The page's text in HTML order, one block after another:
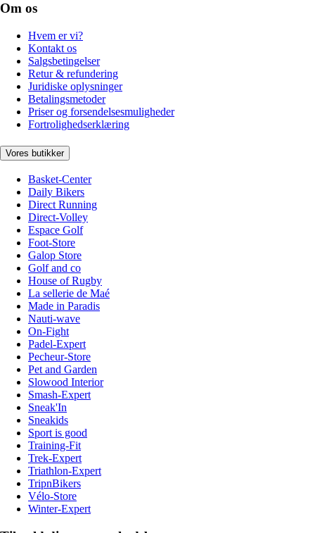
Om os
Hvem er vi?
Kontakt os
Salgsbetingelser
Retur & refundering
Juridiske oplysninger
Betalingsmetoder
Priser og forsendelsesmuligheder
Fortrolighedserklæring
Vores butikker
Basket-Center
Daily Bikers
Direct Running
Direct-Volley
Espace Golf
Foot-Store
Galop Store
Golf and co
House of Rugby
La sellerie de Maé
Made in Paradis
Nauti-wave
On-Fight
Padel-Expert
Pecheur-Store
Pet and Garden
Slowood Interior
Smash-Expert
Sneak'In
Sneakids
Sport is good
Training-Fit
Trek-Expert
Triathlon-Expert
TripnBikers
Vélo-Store
Winter-Expert